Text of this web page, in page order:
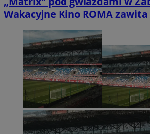
Wakacyjne Kino ROMA